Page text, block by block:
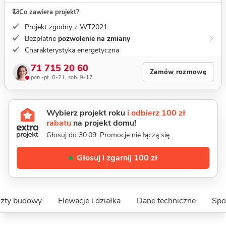
Co zawiera projekt?
Projekt zgodny z WT2021
Bezpłatne pozwolenie na zmiany
Charakterystyka energetyczna
71 715 20 60
pon.-pt. 8-21, sob. 9-17
Zamów rozmowę
Wybierz projekt roku i odbierz 100 zł
rabatu na projekt domu!
Głosuj do 30.09. Promocje nie łączą się.
Głosuj i zgarnij 100 zł
budowy Elewacje i działka Dane techniczne